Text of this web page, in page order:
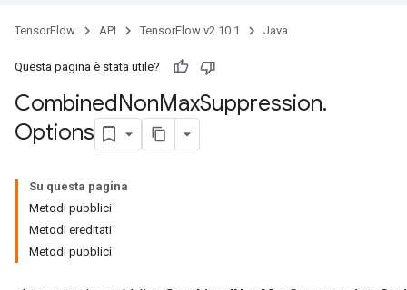
TensorFlow API TensorFlow v2.10.1 Java
Questa pagina è stata utile?
CombinedNonMaxSuppression.
Options
Su questa pagina
Metodi pubblici
Metodi ereditati
Metodi pubblici